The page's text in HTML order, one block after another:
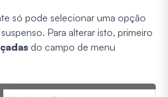
só pode selecionar uma opção
Para alterar isto, primeiro
do campo de menu